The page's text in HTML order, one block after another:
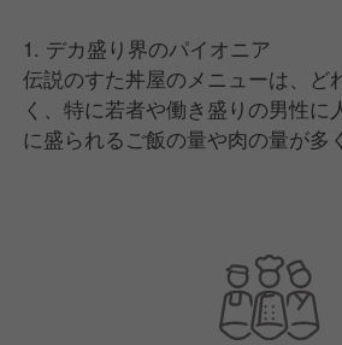
1. デカ盛り界のパイオニア
伝説のすた丼屋のメニューは、ど
く、特に若者や働き盛りの男性に
に盛られるご飯の量や肉の量が多
にくが使われており、パンチのあ
す。このにんにくの風味が、すた